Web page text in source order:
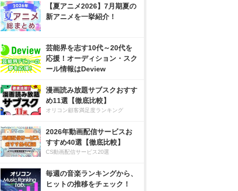
【夏アニメ2026】7月期夏の
新アニメを一挙紹介！
芸能界を志す10代～20代を
応援！オーディション・スク
ール情報はDeview
漫画読み放題サブスクおすす
め11選【徹底比較】
オリコン顧客満足度ランキング
2026年動画配信サービスお
すすめ40選【徹底比較】
CS動画配信サービス20選
毎週の音楽ランキングから、
ヒットの推移をチェック！